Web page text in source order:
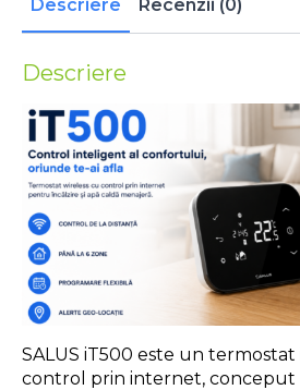
Descriere Recenzii (0)
Descriere
SALUS iT500 este un
control prin internet, conceput